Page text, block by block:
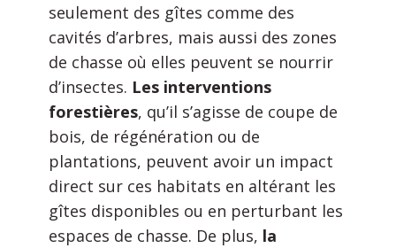
seulement des gîtes comme des
cavités d’arbres, mais aussi des zones
de chasse où elles peuvent se nourrir
d’insectes. Les interventions
forestières, qu’il s’agisse de coupe de
bois, de régénération ou de
plantations, peuvent avoir un impact
direct sur ces habitats en altérant les
gîtes disponibles ou en perturbant les
espaces de chasse. De plus, la